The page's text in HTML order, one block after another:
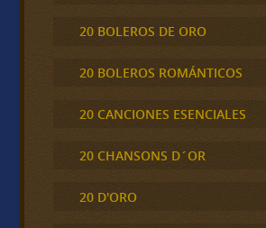
20 BOLEROS DE ORO
20 BOLEROS ROMÁNTICOS
20 CANCIONES ESENCIALES
20 CHANSONS D´OR
20 D'ORO